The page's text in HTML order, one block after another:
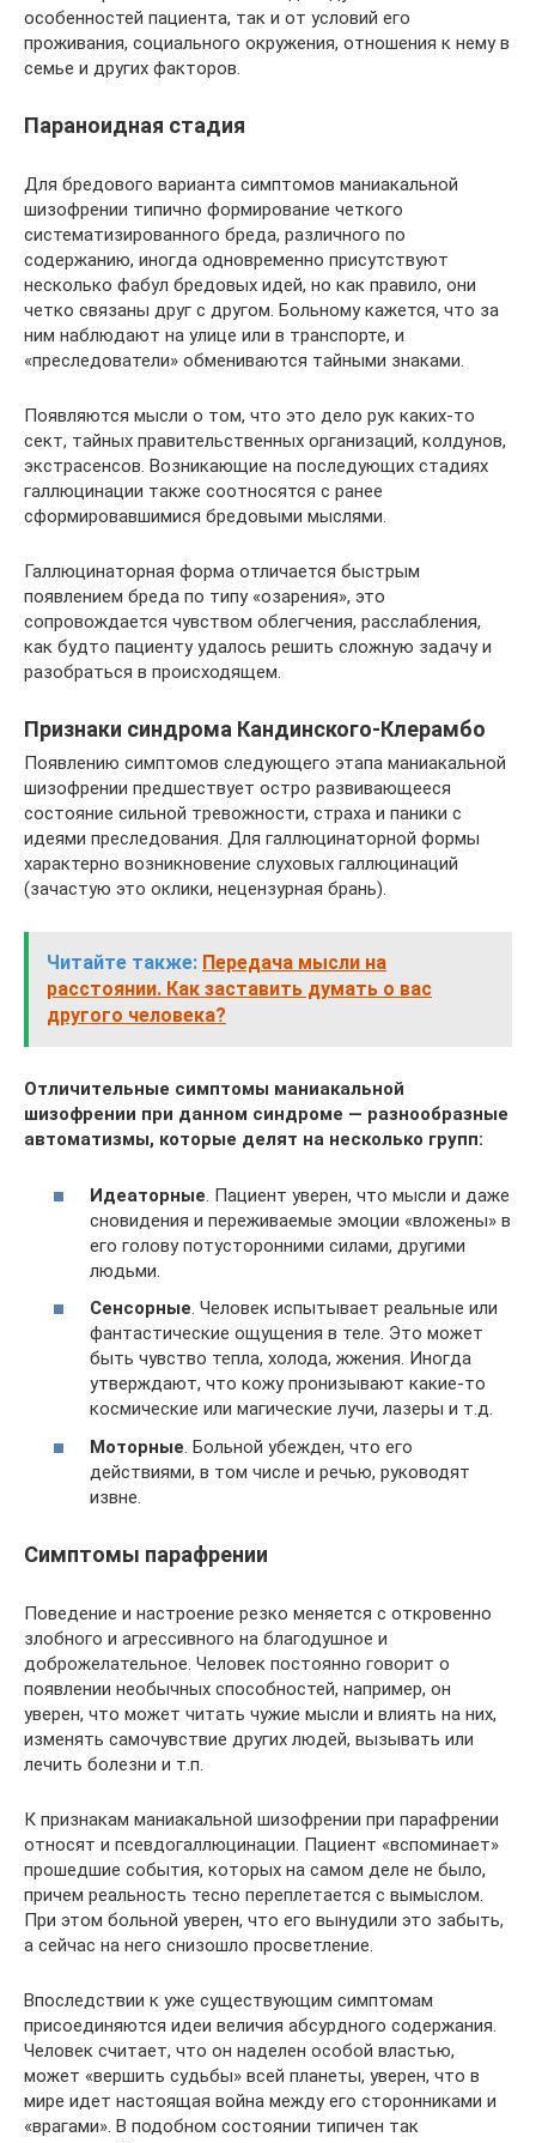
особенностей пациента, так и от условий его
проживания, социального окружения, отношения к нему в
семье и других факторов.
Параноидная стадия
Для бредового варианта симптомов маниакальной
шизофрении типично формирование четкого
систематизированного бреда, различного по
содержанию, иногда одновременно присутствуют
несколько фабул бредовых идей, но как правило, они
четко связаны друг с другом. Больному кажется, что за
ним наблюдают на улице или в транспорте, и
«преследователи» обмениваются тайными знаками.
Появляются мысли о том, что это дело рук каких-то
сект, тайных правительственных организаций, колдунов,
экстрасенсов. Возникающие на последующих стадиях
галлюцинации также соотносятся с ранее
сформировавшимися бредовыми мыслями.
Галлюцинаторная форма отличается быстрым
появлением бреда по типу «озарения», это
сопровождается чувством облегчения, расслабления,
как будто пациенту удалось решить сложную задачу и
разобраться в происходящем.
Признаки синдрома Кандинского-Клерамбо
Появлению симптомов следующего этапа маниакальной
шизофрении предшествует остро развивающееся
состояние сильной тревожности, страха и паники с
идеями преследования. Для галлюцинаторной формы
характерно возникновение слуховых галлюцинаций
(зачастую это оклики, нецензурная брань).
Читайте также: Передача мысли на
расстоянии. Как заставить думать о вас
другого человека?
Отличительные симптомы маниакальной
шизофрении при данном синдроме — разнообразные
автоматизмы, которые делят на несколько групп:
Идеаторные . Пациент уверен, что мысли и даже
сновидения и переживаемые эмоции «вложены» в
его голову потусторонними силами, другими
людьми.
Сенсорные. Человек испытывает реальные или
фантастические ощущения в теле. Это может
быть чувство тепла, холода, жжения. Иногда
утверждают, что кожу пронизывают какие-то
космические или магические лучи, лазеры и т.д.
Моторные . Больной убежден, что его
действиями, в том числе и речью, руководят
извне.
Симптомы парафрении
Поведение и настроение резко меняется с откровенно
злобного и агрессивного на благодушное и
доброжелательное. Человек постоянно говорит о
появлении необычных способностей, например, он
уверен, что может читать чужие мысли и влиять на них,
изменять самочувствие других людей, вызывать или
лечить болезни и т.п.
К признакам маниакальной шизофрении при парафрении
относят и псевдогаллюцинации. Пациент «вспоминает»
прошедшие события, которых на самом деле не было,
причем реальность тесно переплетается с вымыслом.
При этом больной уверен, что его вынудили это забыть,
а сейчас на него снизошло просветление.
Впоследствии к уже существующим симптомам
присоединяются идеи величия абсурдного содержания.
Человек считает, что он наделен особой властью,
может «вершить судьбы» всей планеты, уверен, что в
мире идет настоящая война между его сторонниками и
«врагами». В подобном состоянии типичен так